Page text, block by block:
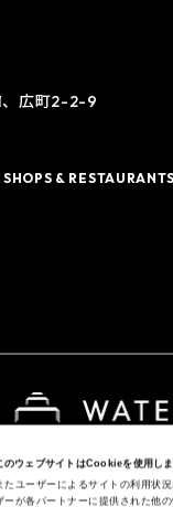
のウェブサイトはCookieを使用し
たユーザーによるサイトの利用状
ーが各パートナーに提供された他
、広町2-2-9
SHOPS & RESTAURANTS